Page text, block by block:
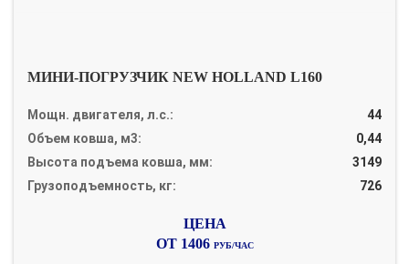
МИНИ-ПОГРУЗЧИК NEW HOLLAND L160
Мощн. двигателя, л.с.:
44
Объем ковша, м3:
0,44
Высота подъема ковша, мм:
3149
Грузоподъемность, кг:
726
ОТ 1406 РУБ/ЧАС